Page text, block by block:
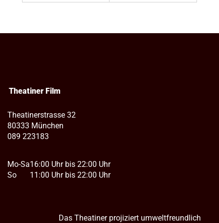
Theatiner Film
Theatinerstrasse 32
80333 München
089 223183
Mo-Sa
So
16:00 Uhr bis 22:00 Uhr
11:00 Uhr bis 22:00 Uhr
Das Theatiner projiziert umweltfreundlich